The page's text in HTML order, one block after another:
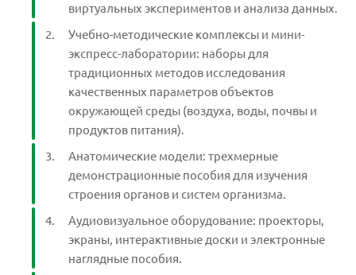
виртуальных экспериментов и анализа данных.
Учебно-методические комплексы и мини-
экспресс-лаборатории: наборы для
традиционных методов исследования
качественных параметров объектов
окружающей среды (воздуха, воды, почвы и
продуктов питания).
Анатомические модели: трехмерные
демонстрационные пособия для изучения
строения органов и систем организма.
Аудиовизуальное оборудование: проекторы,
экраны, интерактивные доски и электронные
наглядные пособия.